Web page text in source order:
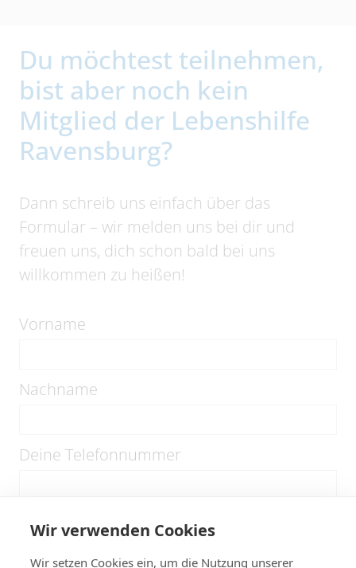
Wir verwenden Cookies
Wir setzen Cookies ein, um die Nutzung unserer
Du möchtest teilnehmen,
bist aber noch kein
Mitglied der Lebenshilfe
Ravensburg?
Dann schreib uns einfach über das
Formular – wir melden uns bei dir und
freuen uns, dich schon bald bei uns
willkommen zu heißen!
Vorname
Nachname
Deine Telefonnummer
Deine E-Mail-Adresse